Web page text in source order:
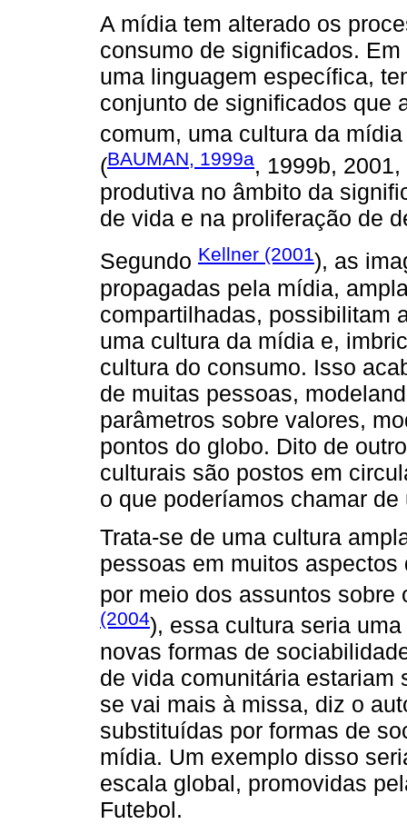
A mídia tem alterado os
consumo de significados.
uma linguagem específica,
conjunto de significados que
comum, uma cultura da mídia
(BAUMAN, 1999a, 1999b,
produtiva no âmbito da
de vida e na proliferação de
Segundo Kellner (2001), as
propagadas pela mídia,
compartilhadas, possibilitam
uma cultura da mídia e,
cultura do consumo. Isso
de muitas pessoas,
parâmetros sobre valores,
pontos do globo. Dito de
culturais são postos em
o que poderíamos chamar
Trata-se de uma cultura
pessoas em muitos
por meio dos assuntos
(2004), essa cultura seria
novas formas de
de vida comunitária estariam
se vai mais à missa, diz o
substituídas por formas de
mídia. Um exemplo disso
escala global, promovidas
Futebol.